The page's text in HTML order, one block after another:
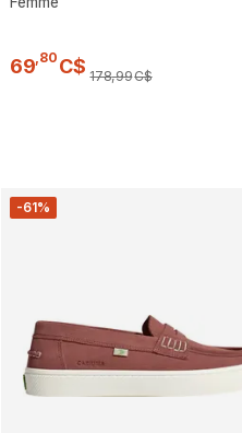
69,80 C$ 178,99C$
-61%